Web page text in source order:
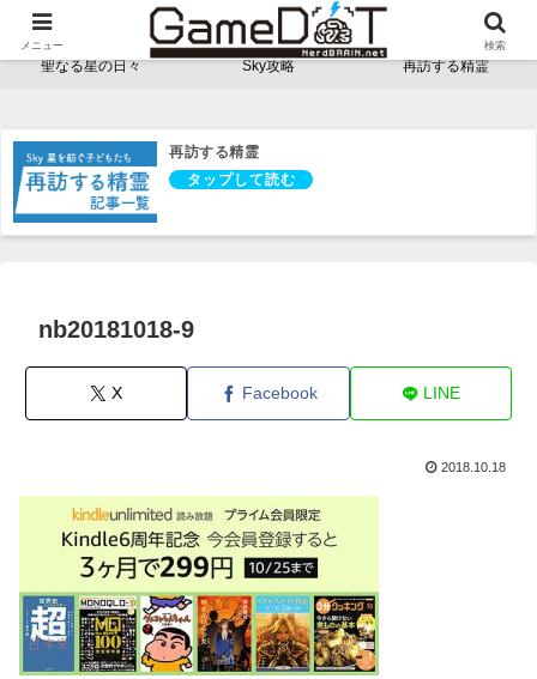
NerdBRAINゲーム支部 - ゲームドット -
聖なる星の日々 Sky攻略 再訪する精霊
再訪する精霊
nb20181018-9
X Facebook LINE
2018.10.18
メニュー 検索